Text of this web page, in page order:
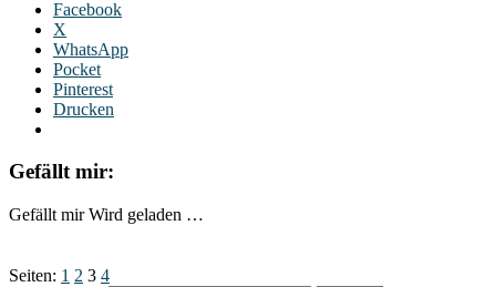
Facebook
X
WhatsApp
Pocket
Pinterest
Drucken
Gefällt mir:
Gefällt mir Wird geladen …
Seiten: 1 2 3 4